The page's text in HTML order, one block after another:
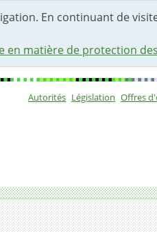
En continuant de
en matière de protection
Autorités Législation Offres